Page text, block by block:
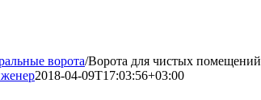
ворота/Ворота для чистых помещений
2018-04-09T17:03:56+03:00